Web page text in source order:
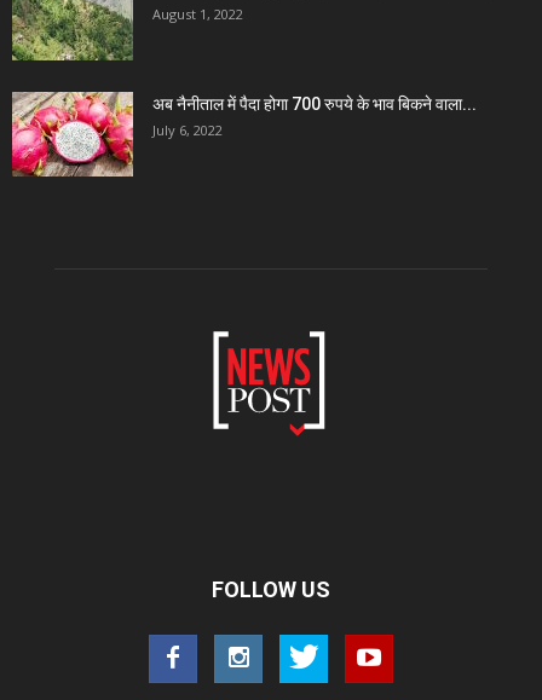
August 1, 2022
अब नैनीताल में पैदा होगा 700 रुपये के भाव बिकने वाला...
July 6, 2022
FOLLOW US